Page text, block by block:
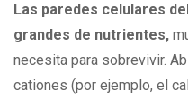
Las paredes celulares
grandes de nutrientes,
necesita para sobrevivir.
cationes (por ejemplo, el